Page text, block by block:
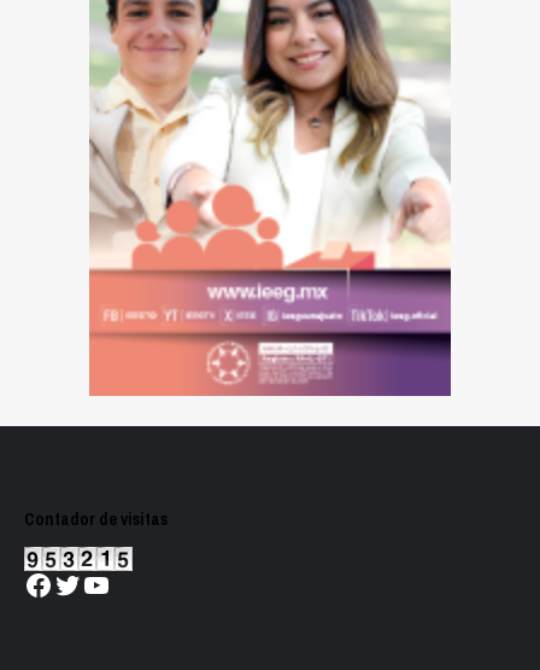
Contador de visitas
Facebook
Twitter
YouTube